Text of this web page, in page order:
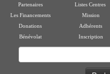
Partenaires
Les Financements
Donations
Bénévolat
Listes Centres
Mission
Adhérents
Inscription